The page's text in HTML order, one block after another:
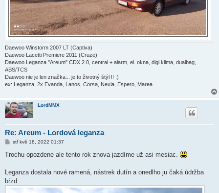
Daewoo Winstorm 2007 LT (Captiva)
Daewoo Lacetti Premiere 2011 (Cruze)
Daewoo Leganza "Areum" CDX 2.0, central + alarm, el. okna, digi klima, dualbag,
ABS/TCS
Daewoo nie je len značka... je to životný štýl !! :)
ex: Leganza, 2x Evanda, Lanos, Corsa, Nexia, Espero, Marea
LordMMX
Re: Areum - Lordová leganza
P
í
ě
v
e
k
stř kvě 18, 2022 01:37
Trochu opozdene ale tento rok znova jazdíme už asi mesiac.
Leganza dostala nové ramená, nástrek dutín a onedlho ju čaká údržba
bŕzd .